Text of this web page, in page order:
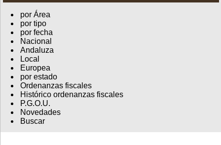
por Área
por tipo
por fecha
Nacional
Andaluza
Local
Europea
por estado
Ordenanzas fiscales
Histórico ordenanzas fiscales
P.G.O.U.
Novedades
Buscar